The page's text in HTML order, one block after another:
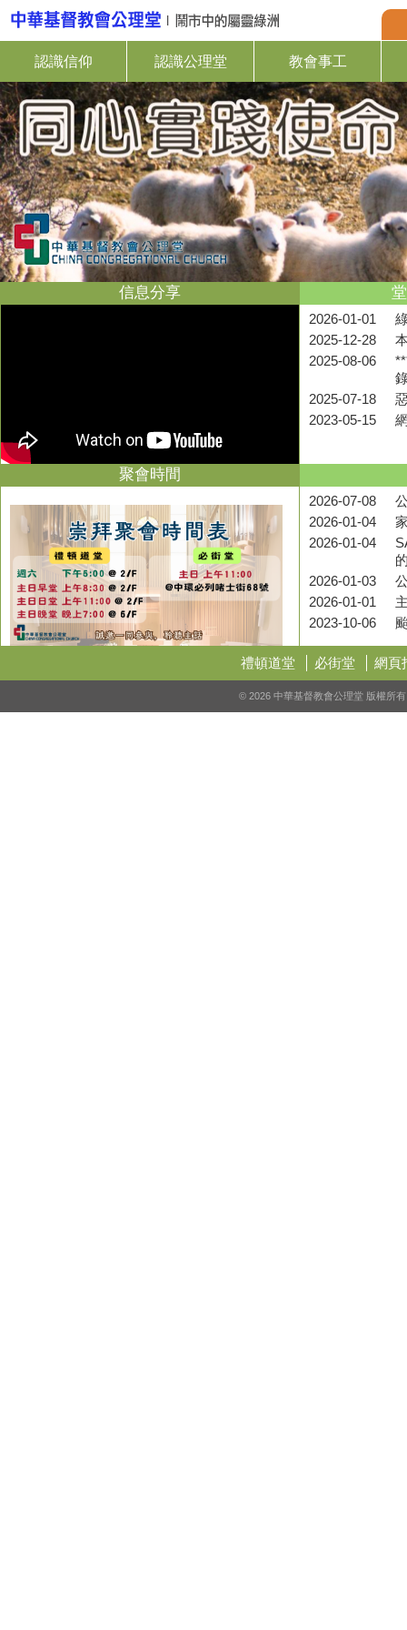
認識信仰 認識公理堂 教會事工
信息分享
2026-01-01
2025-12-28
2025-08-06
2025-07-18
2023-05-15
聚會時間
2026-07-08
2026-01-04
2026-01-04
2026-01-03
2026-01-01
2023-10-06
禮頓道堂 必街堂 網頁
© 2026 中華基督教會公理堂 版權所